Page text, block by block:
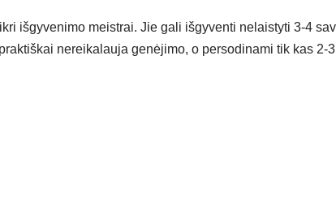
išgyvenimo meistrai. Jie gali išgyventi nelaistyti 3-4
nereikalauja genėjimo, o persodinami tik kas 2-